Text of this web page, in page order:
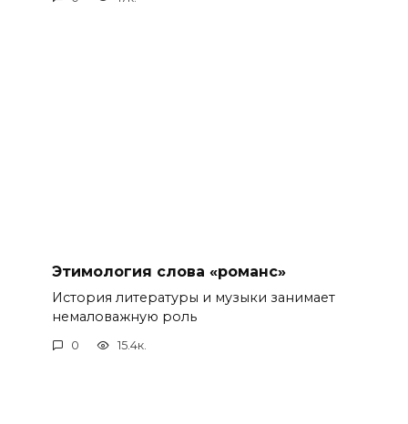
Этимология слова «романс»
История литературы и музыки занимает
немаловажную роль
0 15.4к.